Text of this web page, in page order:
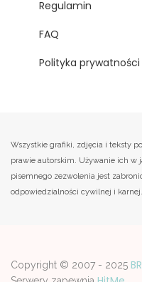
Regulamin
FAQ
Polityka prywatności
Wszystkie grafiki, zdjęcia i teksty
prawie autorskim. Używanie ich w
pisemnego zezwolenia jest
odpowiedzialności cywilnej i karnej.
Copyright © 2007 - 2025